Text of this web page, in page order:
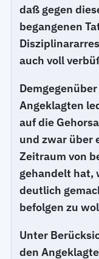
daß gegen
begangenen
auch voll
Angeklagten
auf die
und zwar über
Zeitraum von
gehandelt hat,
deutlich
befolgen zu
Unter
den